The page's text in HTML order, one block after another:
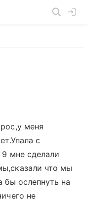
меня
с
мне сделали
что мы
бы ослепнуть на
не